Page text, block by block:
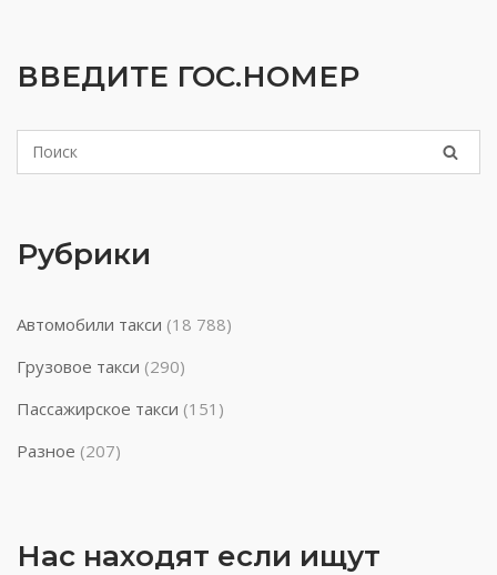
ВВЕДИТЕ ГОС.НОМЕР
Рубрики
Автомобили такси (18 788)
Грузовое такси (290)
Пассажирское такси (151)
Разное (207)
Нас находят если ищут